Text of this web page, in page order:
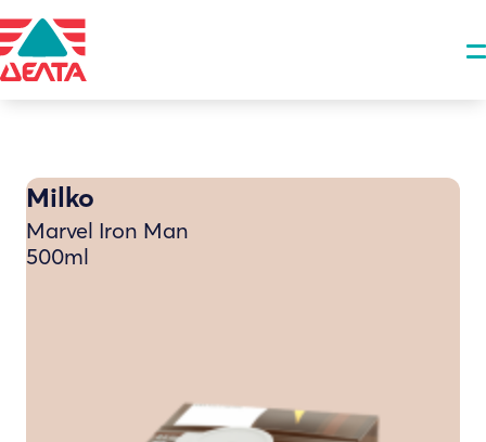
Milko
Marvel Iron Man
500ml